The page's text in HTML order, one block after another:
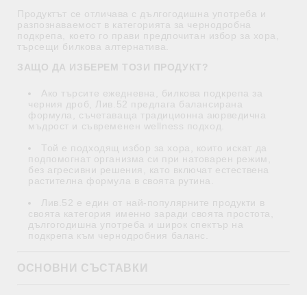
Продуктът се отличава с дългогодишна употреба и
разпознаваемост в категорията за чернодробна
подкрепа, което го прави предпочитан избор за хора,
търсещи билкова алтернатива.
ЗАЩО ДА ИЗБЕРЕМ ТОЗИ ПРОДУКТ?
Ако търсите ежедневна, билкова подкрепа за
черния дроб, Лив.52 предлага балансирана
формула, съчетаваща традиционна аюрведична
мъдрост и съвременен wellness подход.
Той е подходящ избор за хора, които искат да
подпомогнат организма си при натоварен режим,
без агресивни решения, като включат естествена
растителна формула в своята рутина.
Лив.52 е един от най-популярните продукти в
своята категория именно заради своята простота,
дългогодишна употреба и широк спектър на
подкрепа към чернодробния баланс.
ОСНОВНИ СЪСТАВКИ